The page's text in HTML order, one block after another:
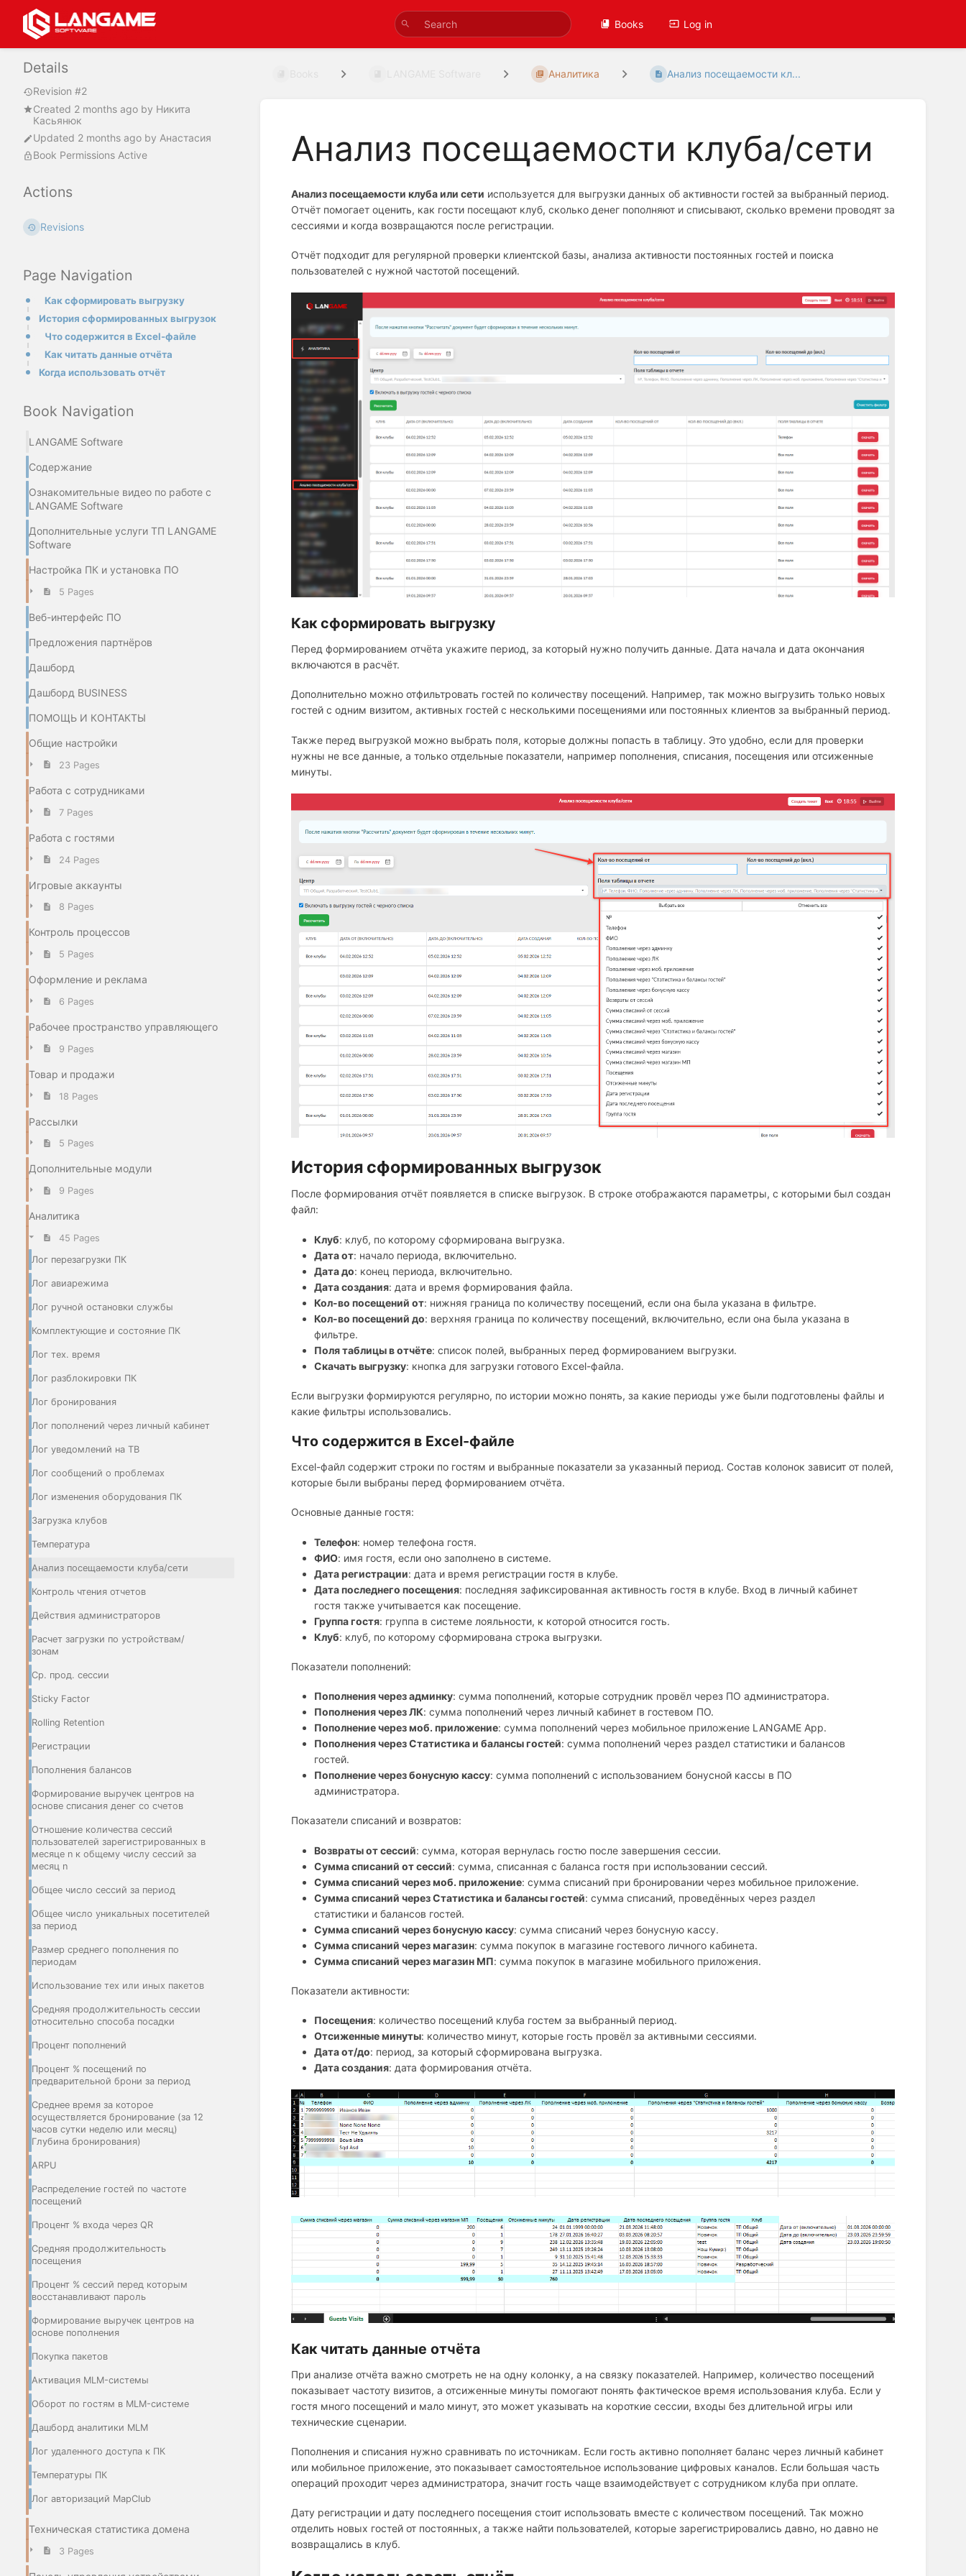
Books Log in
Details
Revision #2
Created 2 months ago by Никита
Касьянюк
Updated 2 months ago by Анастасия
Book Permissions Active
Actions
Revisions
Page Navigation
Как сформировать выгрузку
История сформированных выгрузок
Что содержится в Excel-файле
Как читать данные отчёта
Когда использовать отчёт
Book Navigation
LANGAME Software
Содержание
Ознакомительные видео по работе с
LANGAME Software
Дополнительные услуги ТП LANGAME
Software
Настройка ПК и установка ПО
5 Pages
Веб-интерфейс ПО
Предложения партнёров
Дашборд
Дашборд BUSINESS
ПОМОЩЬ И КОНТАКТЫ
Общие настройки
23 Pages
Работа с сотрудниками
7 Pages
Работа с гостями
24 Pages
Игровые аккаунты
8 Pages
Контроль процессов
5 Pages
Оформление и реклама
6 Pages
Рабочее пространство управляющего
9 Pages
Товар и продажи
18 Pages
Рассылки
5 Pages
Дополнительные модули
9 Pages
Аналитика
45 Pages
Лог перезагрузки ПК
Лог авиарежима
Лог ручной остановки службы
Комплектующие и состояние ПК
Лог тех. время
Лог разблокировки ПК
Лог бронирования
Лог пополнений через личный кабинет
Лог уведомлений на ТВ
Лог сообщений о проблемах
Лог изменения оборудования ПК
Загрузка клубов
Температура
Анализ посещаемости клуба/сети
Контроль чтения отчетов
Действия администраторов
Расчет загрузки по устройствам/
зонам
Ср. прод. сессии
Sticky Factor
Rolling Retention
Регистрации
Пополнения балансов
Формирование выручек центров на
основе списания денег со счетов
Отношение количества сессий
пользователей зарегистрированных в
месяце n к общему числу сессий за
месяц n
Общее число сессий за период
Общее число уникальных посетителей
за период
Размер среднего пополнения по
периодам
Использование тех или иных пакетов
Средняя продолжительность сессии
относительно способа посадки
Процент пополнений
Процент % посещений по
предварительной брони за период
Среднее время за которое
осуществляется бронирование (за 12
часов сутки неделю или месяц)
Глубина бронирования)
ARPU
Распределение гостей по частоте
посещений
Процент % входа через QR
Средняя продолжительность
посещения
Процент % сессий перед которым
восстанавливают пароль
Формирование выручек центров на
основе пополнения
Покупка пакетов
Активация MLM-системы
Оборот по гостям в MLM-системе
Дашборд аналитики MLM
Лог удаленного доступа к ПК
Температуры ПК
Лог авторизаций MapClub
Техническая статистика домена
3 Pages
Аналитика Анализ посещаемости кл...
Анализ посещаемости клуба/сети
Анализ посещаемости клуба или сети используется для выгрузки данных об активности гостей за выбранный период.
Отчёт помогает оценить, как гости посещают клуб, сколько денег пополняют и списывают, сколько времени проводят за
сессиями и когда возвращаются после регистрации.
Отчёт подходит для регулярной проверки клиентской базы, анализа активности постоянных гостей и поиска
пользователей с нужной частотой посещений.
Как сформировать выгрузку
Перед формированием отчёта укажите период, за который нужно получить данные. Дата начала и дата окончания
включаются в расчёт.
Дополнительно можно отфильтровать гостей по количеству посещений. Например, так можно выгрузить только новых
гостей с одним визитом, активных гостей с несколькими посещениями или постоянных клиентов за выбранный период.
Также перед выгрузкой можно выбрать поля, которые должны попасть в таблицу. Это удобно, если для проверки
нужны не все данные, а только отдельные показатели, например пополнения, списания, посещения или отсиженные
минуты.
История сформированных выгрузок
После формирования отчёт появляется в списке выгрузок. В строке отображаются параметры, с которыми был создан
файл:
Клуб: клуб, по которому сформирована выгрузка.
Дата от: начало периода, включительно.
Дата до: конец периода, включительно.
Дата создания: дата и время формирования файла.
Кол-во посещений от: нижняя граница по количеству посещений, если она была указана в фильтре.
Кол-во посещений до: верхняя граница по количеству посещений, включительно, если она была указана в
фильтре.
Поля таблицы в отчёте: список полей, выбранных перед формированием выгрузки.
Скачать выгрузку: кнопка для загрузки готового Excel-файла.
Если выгрузки формируются регулярно, по истории можно понять, за какие периоды уже были подготовлены файлы и
какие фильтры использовались.
Что содержится в Excel-файле
Excel-файл содержит строки по гостям и выбранные показатели за указанный период. Состав колонок зависит от полей,
которые были выбраны перед формированием отчёта.
Основные данные гостя:
Телефон: номер телефона гостя.
ФИО: имя гостя, если оно заполнено в системе.
Дата регистрации: дата и время регистрации гостя в клубе.
Дата последнего посещения: последняя зафиксированная активность гостя в клубе. Вход в личный кабинет
гостя также учитывается как посещение.
Группа гостя: группа в системе лояльности, к которой относится гость.
Клуб: клуб, по которому сформирована строка выгрузки.
Показатели пополнений:
Пополнения через админку: сумма пополнений, которые сотрудник провёл через ПО администратора.
Пополнения через ЛК: сумма пополнений через личный кабинет в гостевом ПО.
Пополнение через моб. приложение: сумма пополнений через мобильное приложение LANGAME App.
Пополнения через Статистика и балансы гостей: сумма пополнений через раздел статистики и балансов
гостей.
Пополнение через бонусную кассу: сумма пополнений с использованием бонусной кассы в ПО
администратора.
Показатели списаний и возвратов:
Возвраты от сессий: сумма, которая вернулась гостю после завершения сессии.
Сумма списаний от сессий: сумма, списанная с баланса гостя при использовании сессий.
Сумма списаний через моб. приложение: сумма списаний при бронировании через мобильное приложение.
Сумма списаний через Статистика и балансы гостей: сумма списаний, проведённых через раздел
статистики и балансов гостей.
Сумма списаний через бонусную кассу: сумма списаний через бонусную кассу.
Сумма списаний через магазин: сумма покупок в магазине гостевого личного кабинета.
Сумма списаний через магазин МП: сумма покупок в магазине мобильного приложения.
Показатели активности:
Посещения: количество посещений клуба гостем за выбранный период.
Отсиженные минуты: количество минут, которые гость провёл за активными сессиями.
Дата от/до: период, за который сформирована выгрузка.
Дата создания: дата формирования отчёта.
Как читать данные отчёта
При анализе отчёта важно смотреть не на одну колонку, а на связку показателей. Например, количество посещений
показывает частоту визитов, а отсиженные минуты помогают понять фактическое время использования клуба. Если у
гостя много посещений и мало минут, это может указывать на короткие сессии, входы без длительной игры или
технические сценарии.
Пополнения и списания нужно сравнивать по источникам. Если гость активно пополняет баланс через личный кабинет
или мобильное приложение, это показывает самостоятельное использование цифровых каналов. Если большая часть
операций проходит через администратора, значит гость чаще взаимодействует с сотрудником клуба при оплате.
Дату регистрации и дату последнего посещения стоит использовать вместе с количеством посещений. Так можно
отделить новых гостей от постоянных, а также найти пользователей, которые зарегистрировались давно, но давно не
возвращались в клуб.